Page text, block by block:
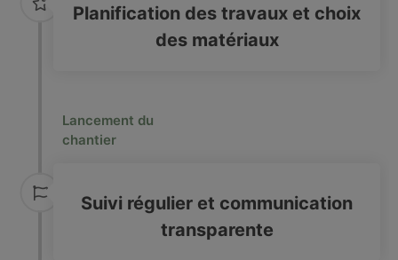
Planification des travaux et choix
des matériaux
Lancement du
chantier
Suivi régulier et communication
transparente